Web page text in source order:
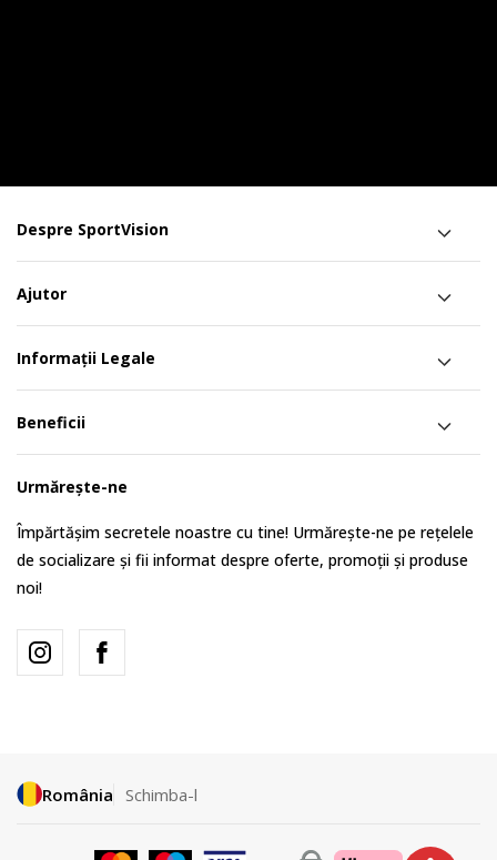
Despre SportVision
Ajutor
Informații Legale
Beneficii
Urmărește-ne
Împărtășim secretele noastre cu tine! Urmărește-ne pe rețelele
de socializare și fii informat despre oferte, promoții și produse
noi!
România Schimba-l